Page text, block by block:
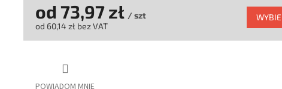
od 73,97 zł / szt
od 60,14 zł bez VAT